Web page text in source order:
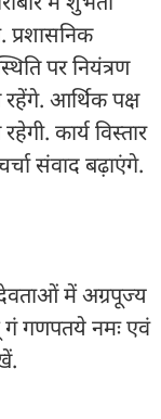
पर नियंत्रण
रहेंगे. आर्थिक पक्ष
कार्य विस्तार
संवाद बढ़ाएंगे.
में अग्रपूज्य
गणपतये नमः एवं